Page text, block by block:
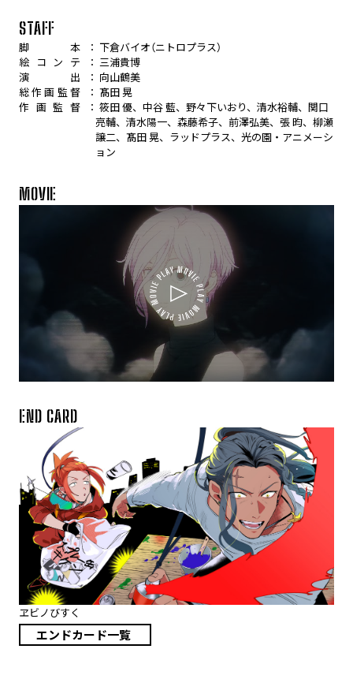
STAFF
脚本
下倉バイオ（ニトロプラス）
絵コンテ
三浦貴博
演出
向山鶴美
総作画監督
髙田 晃
作画監督
筱田 優、中谷 藍、野々下いおり、清水裕輔、関口
亮輔、清水陽一、森藤希子、前澤弘美、張 昀、柳瀬
譲二、髙田 晃、ラッドプラス、光の園・アニメーシ
ョン
MOVIE
END CARD
ヱビノびすく
エンドカード一覧